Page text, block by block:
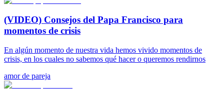
(VIDEO) Consejos del Papa Francisco para
momentos de crisis
En algún momento de nuestra vida hemos vivido momentos de
crisis, en los cuales no sabemos qué hacer o queremos rendirnos
amor de pareja